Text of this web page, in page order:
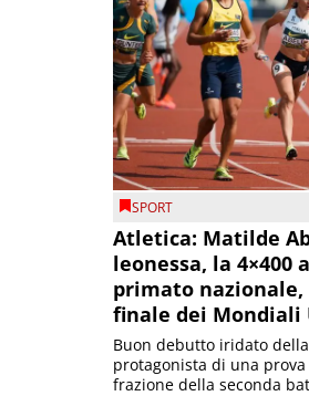
SPORT
Atletica: Matilde
leonessa, la 4×400
primato
finale dei Mondiali
Buon debutto iridato
protagonista di una
frazione della seconda